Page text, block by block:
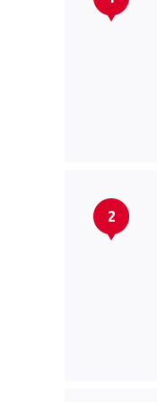
2